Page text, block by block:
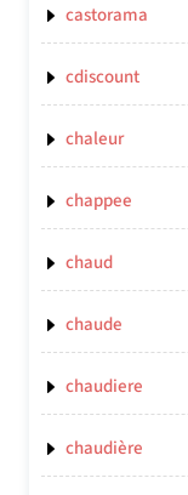
castorama
cdiscount
chaleur
chappee
chaud
chaude
chaudiere
chaudière